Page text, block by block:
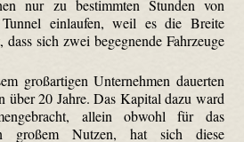
nur zu bestimmten Stunden von
einlaufen, weil es die Breite
dass sich zwei begegnende Fahrzeuge
großartigen Unternehmen dauerten
über 20 Jahre. Das Kapital dazu ward
allein obwohl für das
großem Nutzen, hat sich diese